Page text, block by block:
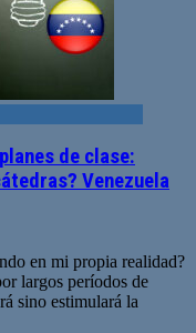
de clase:
Venezuela
en mi propia realidad?
largos períodos de
sino estimulará la